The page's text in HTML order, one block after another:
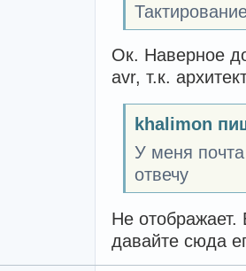
Ок. Наверное
avr, т.к.
khalimon
У меня
отвечу
Не
давайте сюда